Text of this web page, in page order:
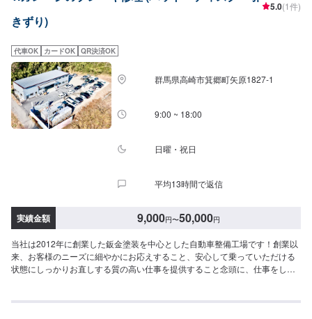
ださい。受付はスタッフへ「メンテモで予約しました」とお伝えください。
ご案内いたします。【定休日・営業時間】定休日：日・月曜日の祝日受付時
きずり)
5.0(1件)
代車OK カードOK QR決済OK
群馬県高崎市箕郷町矢原1827-1
9:00 ~ 18:00
日曜・祝日
平均13時間で返信
実績金額 9,000円〜50,000円
当社は2012年に創業した鈑金塗装を中心とした自動車整備工場です！創業以
来、お客様のニーズに細やかにお応えすること、安心して乗っていただける
状態にしっかりお直しする質の高い仕事を提供すること念頭に、仕事をして
サービスの強化はもちろん、働くスタッフのストレスを軽減し、よりお客様